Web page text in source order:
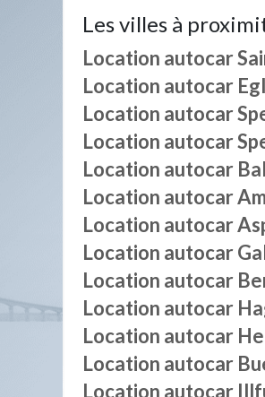
Les villes à
Location autocar
Location autocar
Location autocar
Location autocar
Location autocar
Location autocar
Location autocar
Location autocar
Location autocar
Location autocar
Location autocar
Location autocar
Location autocar